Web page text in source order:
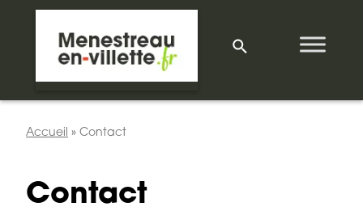
Accueil » Contact
Contact